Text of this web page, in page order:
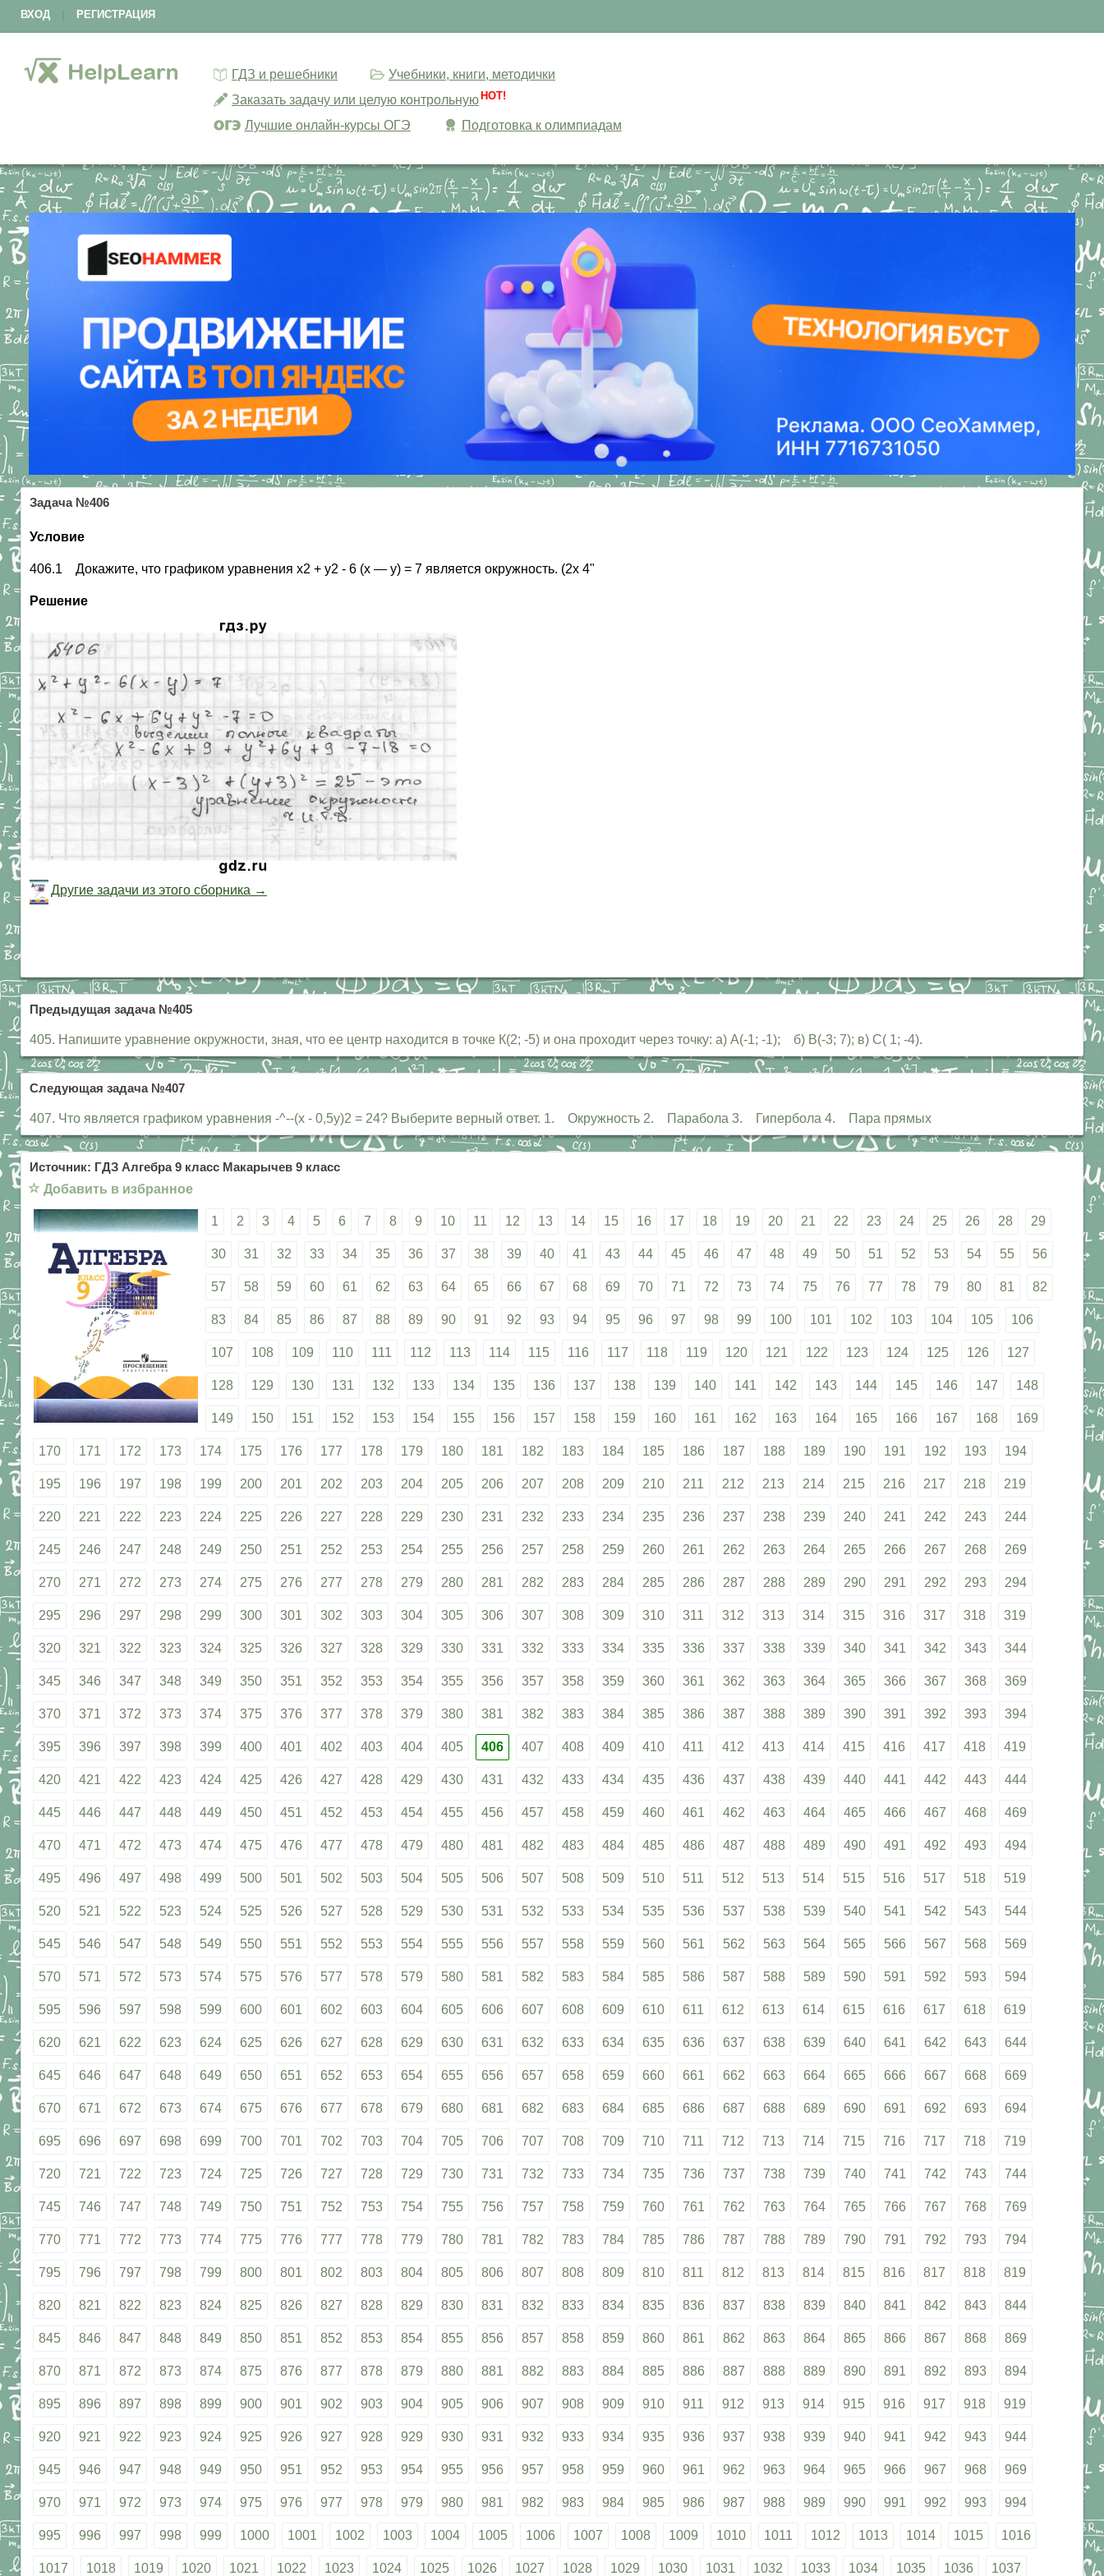
ВХОД РЕГИСТРАЦИЯ
ГДЗ и решебники
Учебники, книги, методички
Заказать задачу или целую контрольную HOT!
Лучшие онлайн-курсы ОГЭ Подготовка к олимпиадам
Задача №406
Условие
406.1 Докажите, что графиком уравнения х2 + у2 - 6 (х — у) = 7 является окружность. (2х 4"
Решение
Другие задачи из этого сборника →
Предыдущая задача №405
405. Напишите уравнение окружности, зная, что ее центр находится в точке К(2; -5) и она проходит через точку: а) А(-1; -1); б) В(-3; 7); в) С( 1; -4).
Следующая задача №407
407. Что является графиком уравнения -^--(х - 0,5у)2 = 24? Выберите верный ответ. 1. Окружность 2. Парабола 3. Гипербола 4. Пара прямых
Источник: ГДЗ Алгебра 9 класс Макарычев 9 класс
☆ Добавить в избранное
1 2 3 4 5 6 7 8 9 10 11 12 13 14 15 16 17 18 19 20 21 22 23 24 25 26 28 29
30 31 32 33 34 35 36 37 38 39 40 41 43 44 45 46 47 48 49 50 51 52 53 54 55 56
57 58 59 60 61 62 63 64 65 66 67 68 69 70 71 72 73 74 75 76 77 78 79 80 81 82
83 84 85 86 87 88 89 90 91 92 93 94 95 96 97 98 99 100 101 102 103 104 105 106
107 108 109 110 111 112 113 114 115 116 117 118 119 120 121 122 123 124 125 126 127
128 129 130 131 132 133 134 135 136 137 138 139 140 141 142 143 144 145 146 147 148
149 150 151 152 153 154 155 156 157 158 159 160 161 162 163 164 165 166 167 168 169
170 171 172 173 174 175 176 177 178 179 180 181 182 183 184 185 186 187 188 189 190 191 192 193 194
195 196 197 198 199 200 201 202 203 204 205 206 207 208 209 210 211 212 213 214 215 216 217 218 219
220 221 222 223 224 225 226 227 228 229 230 231 232 233 234 235 236 237 238 239 240 241 242 243 244
245 246 247 248 249 250 251 252 253 254 255 256 257 258 259 260 261 262 263 264 265 266 267 268 269
270 271 272 273 274 275 276 277 278 279 280 281 282 283 284 285 286 287 288 289 290 291 292 293 294
295 296 297 298 299 300 301 302 303 304 305 306 307 308 309 310 311 312 313 314 315 316 317 318 319
320 321 322 323 324 325 326 327 328 329 330 331 332 333 334 335 336 337 338 339 340 341 342 343 344
345 346 347 348 349 350 351 352 353 354 355 356 357 358 359 360 361 362 363 364 365 366 367 368 369
370 371 372 373 374 375 376 377 378 379 380 381 382 383 384 385 386 387 388 389 390 391 392 393 394
395 396 397 398 399 400 401 402 403 404 405 406 407 408 409 410 411 412 413 414 415 416 417 418 419
420 421 422 423 424 425 426 427 428 429 430 431 432 433 434 435 436 437 438 439 440 441 442 443 444
445 446 447 448 449 450 451 452 453 454 455 456 457 458 459 460 461 462 463 464 465 466 467 468 469
470 471 472 473 474 475 476 477 478 479 480 481 482 483 484 485 486 487 488 489 490 491 492 493 494
495 496 497 498 499 500 501 502 503 504 505 506 507 508 509 510 511 512 513 514 515 516 517 518 519
520 521 522 523 524 525 526 527 528 529 530 531 532 533 534 535 536 537 538 539 540 541 542 543 544
545 546 547 548 549 550 551 552 553 554 555 556 557 558 559 560 561 562 563 564 565 566 567 568 569
570 571 572 573 574 575 576 577 578 579 580 581 582 583 584 585 586 587 588 589 590 591 592 593 594
595 596 597 598 599 600 601 602 603 604 605 606 607 608 609 610 611 612 613 614 615 616 617 618 619
620 621 622 623 624 625 626 627 628 629 630 631 632 633 634 635 636 637 638 639 640 641 642 643 644
645 646 647 648 649 650 651 652 653 654 655 656 657 658 659 660 661 662 663 664 665 666 667 668 669
670 671 672 673 674 675 676 677 678 679 680 681 682 683 684 685 686 687 688 689 690 691 692 693 694
695 696 697 698 699 700 701 702 703 704 705 706 707 708 709 710 711 712 713 714 715 716 717 718 719
720 721 722 723 724 725 726 727 728 729 730 731 732 733 734 735 736 737 738 739 740 741 742 743 744
745 746 747 748 749 750 751 752 753 754 755 756 757 758 759 760 761 762 763 764 765 766 767 768 769
770 771 772 773 774 775 776 777 778 779 780 781 782 783 784 785 786 787 788 789 790 791 792 793 794
795 796 797 798 799 800 801 802 803 804 805 806 807 808 809 810 811 812 813 814 815 816 817 818 819
820 821 822 823 824 825 826 827 828 829 830 831 832 833 834 835 836 837 838 839 840 841 842 843 844
845 846 847 848 849 850 851 852 853 854 855 856 857 858 859 860 861 862 863 864 865 866 867 868 869
870 871 872 873 874 875 876 877 878 879 880 881 882 883 884 885 886 887 888 889 890 891 892 893 894
895 896 897 898 899 900 901 902 903 904 905 906 907 908 909 910 911 912 913 914 915 916 917 918 919
920 921 922 923 924 925 926 927 928 929 930 931 932 933 934 935 936 937 938 939 940 941 942 943 944
945 946 947 948 949 950 951 952 953 954 955 956 957 958 959 960 961 962 963 964 965 966 967 968 969
970 971 972 973 974 975 976 977 978 979 980 981 982 983 984 985 986 987 988 989 990 991 992 993 994
995 996 997 998 999 1000 1001 1002 1003 1004 1005 1006 1007 1008 1009 1010 1011 1012 1013 1014 1015 1016
1017 1018 1019 1020 1021 1022 1023 1024 1025 1026 1027 1028 1029 1030 1031 1032 1033 1034 1035 1036 1037